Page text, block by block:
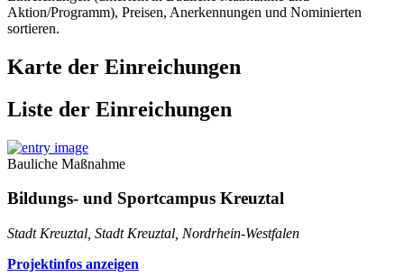
Aktion/Programm), Preisen, Anerkennungen und Nominierten
sortieren.
Karte der Einreichungen
Liste der Einreichungen
Bauliche Maßnahme
Bildungs- und Sportcampus Kreuztal
Stadt Kreuztal, Stadt Kreuztal, Nordrhein-Westfalen
Projektinfos anzeigen